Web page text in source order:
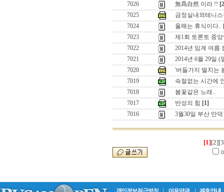
7026
無爲自然 이라 !!
7025
금정실내외테니
7024
올해는 휴식이다..
7023
제1회 토론토 중
7022
2014년 임계 여름
7021
2014년 6월 29일
7020
'버들가지 떨치는
7019
속절없는 시간에
7018
봄꽃같은 노래..
7017
반성의 힘 [1]
7016
3월30일 부산 만
[1][2]